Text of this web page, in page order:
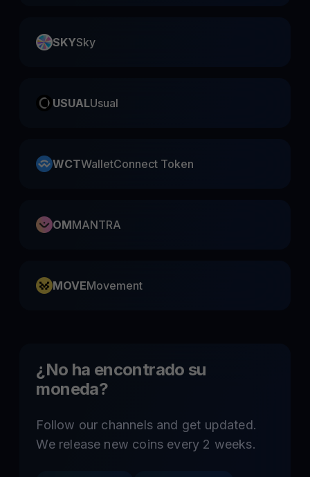
SKYSky
USUALUsual
WCTWalletConnect Token
OMMANTRA
MOVEMovement
¿No ha encontrado su
moneda?
Follow our channels and get updated.
We release new coins every 2 weeks.